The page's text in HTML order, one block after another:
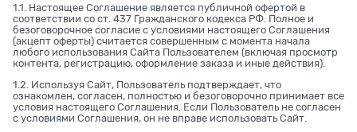
1.1. Настоящее Соглашение является публичной офертой в
соответствии со ст. 437 Гражданского кодекса РФ. Полное и
безоговорочное согласие с условиями настоящего Соглашения
(акцепт оферты) считается совершенным с момента начала
любого использования Сайта Пользователем (включая просмотр
контента, регистрацию, оформление заказа и иные действия).
1.2. Используя Сайт, Пользователь подтверждает, что
ознакомлен, согласен, полностью и безоговорочно принимает все
условия настоящего Соглашения. Если Пользователь не согласен
с условиями Соглашения, он не вправе использовать Сайт.